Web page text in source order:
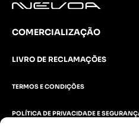
COMERCIALIZAÇÃO
LIVRO DE RECLAMAÇÕES
TERMOS E CONDIÇÕES
POLÍTICA DE PRIVACIDADE E